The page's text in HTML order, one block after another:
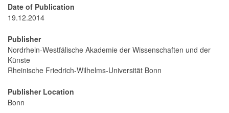
Date of Publication
19.12.2014
Publisher
Nordrhein-Westfälische Akademie der Wissenschaften und der
Künste
Rheinische Friedrich-Wilhelms-Universität Bonn
Publisher Location
Bonn